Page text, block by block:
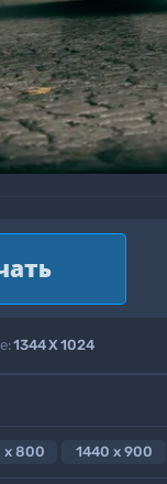
1344X 1024
x 800 1440 x 900